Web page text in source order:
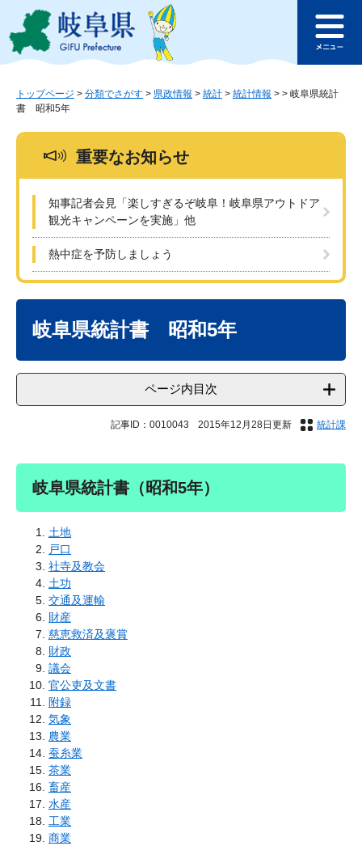
ジ
ュ
このページの本文へ
ュ
トップページ > 分類でさがす > 県政情報 > 統計 > 統計情報 > > 岐阜県統計
書 昭和5年
重要なお知らせ
知事記者会見「楽しすぎるぞ岐阜！岐阜県アウトドア
観光キャンペーンを実施」他
熱中症を予防しましょう
岐阜県統計書 昭和5年
ページ内目次
記事ID：0010043 2015年12月28日更新 統計課
岐阜県統計書（昭和5年）
土地
戸口
社寺及教会
土功
交通及運輸
財産
慈恵救済及褒賞
財政
議会
官公吏及文書
附録
気象
農業
蚕糸業
茶業
畜産
水産
工業
商業